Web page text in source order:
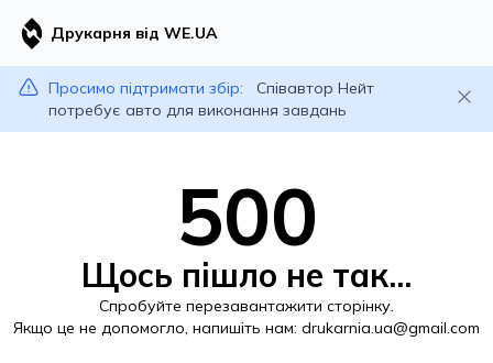
Друкарня від WE.UA
Просимо підтримати збір:
Співавтор Нейт
потребує авто для виконання завдань
500
Щось пішло не так...
Спробуйте перезавантажити сторінку.
Якщо це не допомогло, напишіть нам: drukarnia.ua@gmail.com